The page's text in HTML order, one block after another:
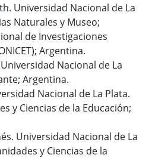
Universidad Nacional de La
Naturales y Museo;
de Investigaciones
Argentina.
Nacional de La
Argentina.
Nacional de La Plata.
y Ciencias de la Educación;
Universidad Nacional de La
y Ciencias de la